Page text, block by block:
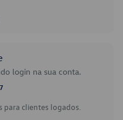
login na sua conta.
para clientes logados.